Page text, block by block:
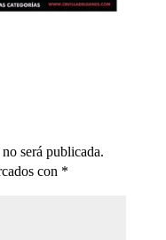
será publicada.
con *